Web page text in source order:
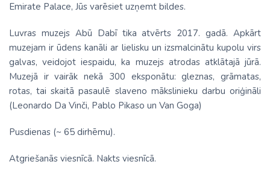
Emirate Palace, Jūs varēsiet uzņemt bildes.
Luvras muzejs Abū Dabī tika atvērts 2017. gadā. Apkārt
muzejam ir ūdens kanāli ar lielisku un izsmalcinātu kupolu virs
galvas, veidojot iespaidu, ka muzejs atrodas atklātajā jūrā.
Muzejā ir vairāk nekā 300 eksponātu: gleznas, grāmatas,
rotas, tai skaitā pasaulē slaveno mākslinieku darbu oriģināli
(Leonardo Da Vinči, Pablo Pikaso un Van Goga)
Pusdienas (~ 65 dirhēmu).
Atgriešanās viesnīcā. Nakts viesnīcā.